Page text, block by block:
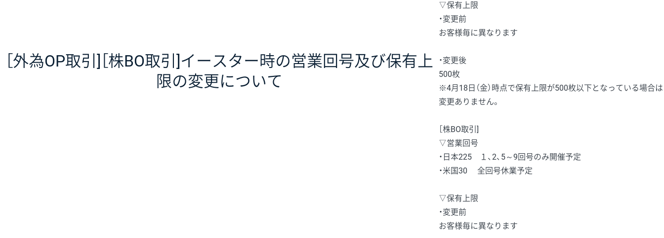
［外為OP取引]［株BO取引]イースター時の営業回号及び保有上
限の変更について
▽保有上限
・変更前
お客様毎に異なります
・変更後
500枚
※4月18日（金）時点で保有上限が500枚以下となっている場合は
変更ありません。
［株BO取引]
▽営業回号
・日本225 １、2、5～9回号のみ開催予定
・米国30 全回号休業予定
▽保有上限
・変更前
お客様毎に異なります